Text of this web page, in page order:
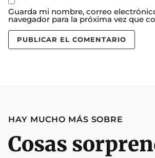
Guarda mi nombre, correo
navegador para la próxima vez que
HAY MUCHO MÁS SOBRE
Cosas